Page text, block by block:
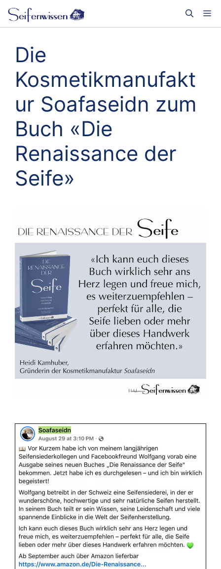
Zum
Inhalt
springen
Die
Kosmetikmanufakt
ur Soafaseidn zum
Buch «Die
Renaissance der
Seife»